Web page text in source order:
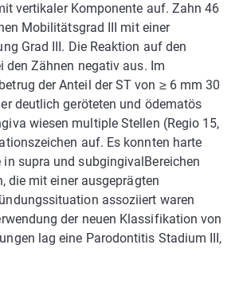
vertikaler Komponente auf. Zahn 46
Mobilitätsgrad III mit einer
Grad III. Die Reaktion auf den
den Zähnen negativ aus. Im
der Anteil der ST von ≥ 6 mm 30
deutlich geröteten und ödematös
wiesen multiple Stellen (Regio 15,
auf. Es konnten harte
in supra­ und subgingival­Bereichen
die mit einer ausgeprägten
assoziiert waren
der neuen Klassifikation von
lag eine Parodontitis Stadium III,